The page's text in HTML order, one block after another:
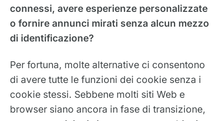
connessi, avere esperienze personalizzate
o fornire annunci mirati senza alcun mezzo
di identificazione?
Per fortuna, molte alternative ci consentono
di avere tutte le funzioni dei cookie senza i
cookie stessi. Sebbene molti siti Web e
browser siano ancora in fase di transizione,